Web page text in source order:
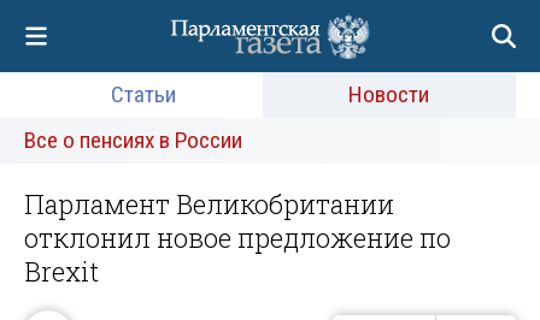
Статьи
Новости
Все о пенсиях в России
Парламент Великобритании
отклонил новое предложение по
Brexit